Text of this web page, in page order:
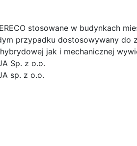
stosowane w budynkach
przypadku dostosowywany do
jak i mechanicznej
Sp. z o.o.
sp. z o.o.